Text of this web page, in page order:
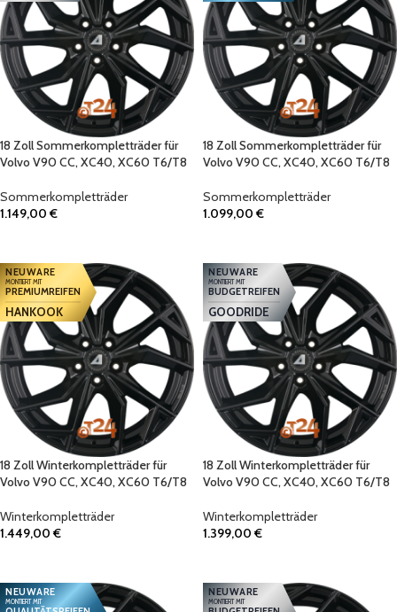
18 Zoll Sommerkompletträder für
Volvo V90 CC, XC40, XC60 T6/T8
Sommerkompletträder
1.149,00€
18 Zoll Sommerkompletträder für
Volvo V90 CC, XC40, XC60 T6/T8
Sommerkompletträder
1.099,00€
NEUWARE
MONTIERT MIT
PREMIUMREIFEN
HANKOOK
18 Zoll Winterkompletträder für
Volvo V90 CC, XC40, XC60 T6/T8
Winterkompletträder
1.449,00€
NEUWARE
MONTIERT MIT
BUDGETREIFEN
GOODRIDE
18 Zoll Winterkompletträder für
Volvo V90 CC, XC40, XC60 T6/T8
Winterkompletträder
1.399,00€
NEUWARE
MONTIERT MIT
NEUWARE
MONTIERT MIT